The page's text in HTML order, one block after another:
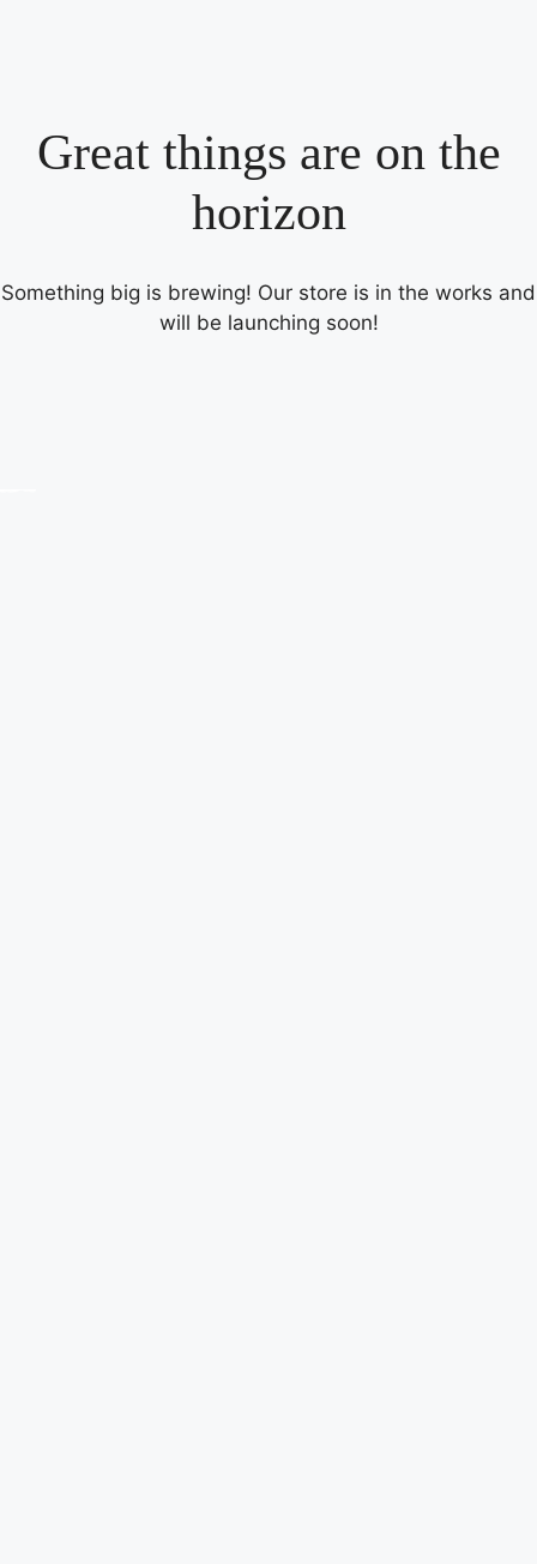
Great things are on the
horizon
Something big is brewing! Our store is in the works and
will be launching soon!